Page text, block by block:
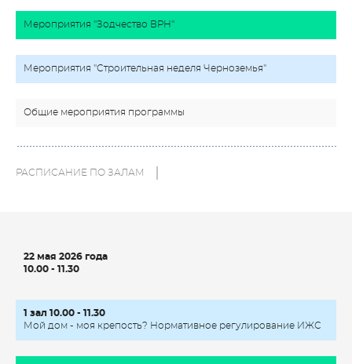
Мероприятия "Зодчество ВРН"
Мероприятия "Строительная неделя Черноземья"
Общие мероприятия программы
РАСПИСАНИЕ ПО ЗАЛАМ
22 мая 2026 года
10.00 - 11.30
1 зал 10.00 - 11.30
Мой дом - моя крепость? Нормативное регулирование ИЖС